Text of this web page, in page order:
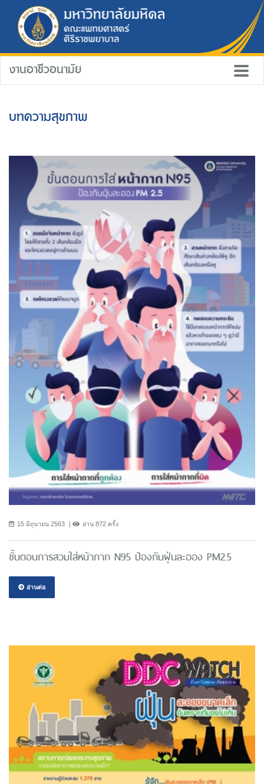
งานอาชีวอนามัย
บทความสุขภาพ
15 มิถุนายน 2563 อ่าน 872 ครั้ง
ขั้นตอนการสวมใส่หน้ากาก N95 ป้องกันฝุ่นละออง PM2.5
อ่านต่อ